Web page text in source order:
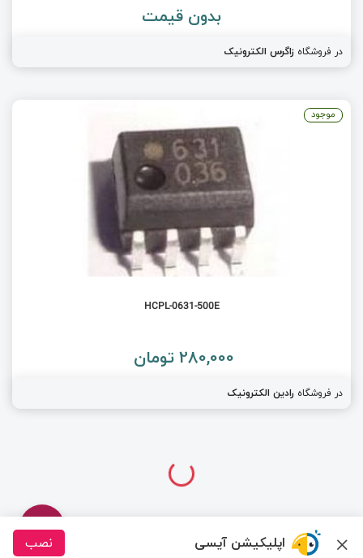
بدون قیمت
در فروشگاه زاگرس الکترونیک
HCPL-0631-500E
280,000 تومان
در فروشگاه رادین الکترونیک
موجود
درباره ما تماس با ما قوانین و مقررات اپلیکیشن آیسی نصب